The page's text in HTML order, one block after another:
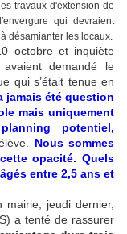
travaux d'extension de
qui devraient
désamianter les locaux.
octobre et inquiète
avaient demandé le
qui s’était tenue en
jamais été question
mais uniquement
potentiel,
Nous sommes
opacité. Quels
entre 2,5 ans et
mairie, jeudi dernier,
a tenté de rassurer